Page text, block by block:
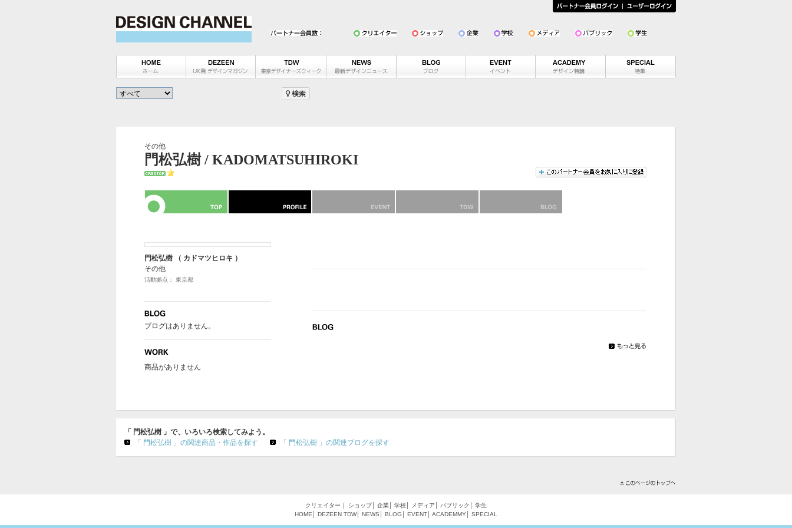
その他
門松弘樹 / KADOMATSUHIROKI
門松弘樹 （ カドマツヒロキ ）
その他
活動拠点： 東京都
ブログはありません。
商品がありません
「 門松弘樹 」で、いろいろ検索してみよう。
「 門松弘樹 」の関連商品・作品を探す
「 門松弘樹 」の関連ブログを探す
クリエイター ｜ ショップ│ 企業 学校 メディア パブリック
学生
HOME
DEZEEN TDW│ NEWS BLOG EVENT ACADEMMY SPECIAL